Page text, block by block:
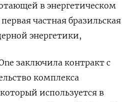
в энергетическом
частная бразильская
энергетики,
заключила контракт с
​комплекса
используется в